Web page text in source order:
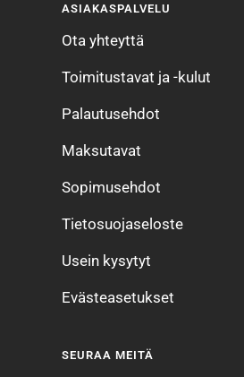
4
ASIAKASPALVELU
Ota yhteyttä
Toimitustavat ja -kulut
Palautusehdot
Maksutavat
Sopimusehdot
Tietosuojaseloste
Usein kysytyt
Evästeasetukset
SEURAA MEITÄ